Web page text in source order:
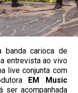
banda carioca de
entrevista ao vivo
live conjunta com
EM Music
ser acompanhada